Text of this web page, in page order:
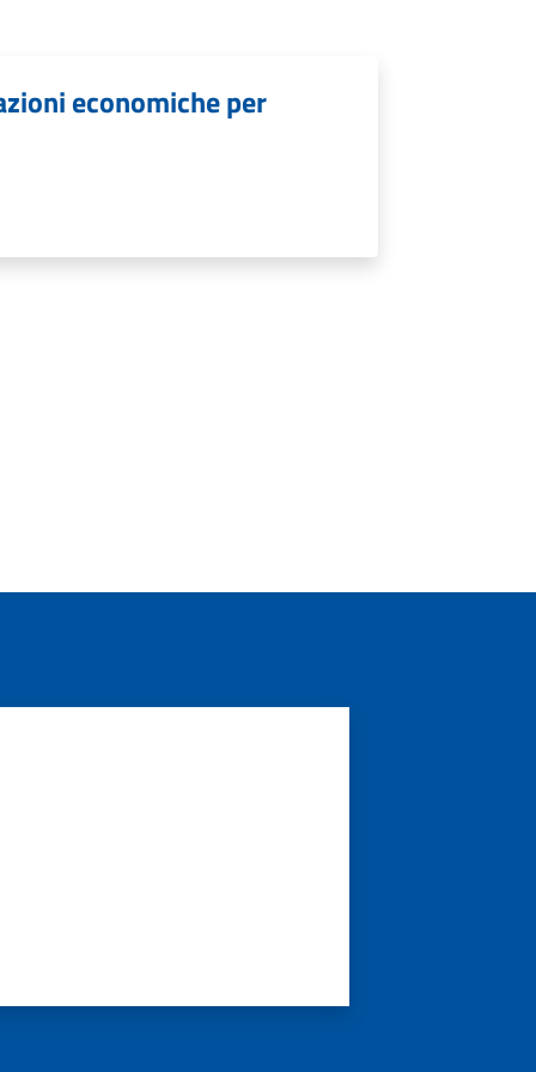
economiche per